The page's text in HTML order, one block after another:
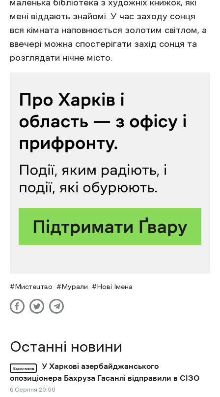
маленька бібліотека з художніх книжок, які
мені віддають знайомі. У час заходу сонця
вся кімната наповнюється золотим світлом, а
ввечері можна спостерігати захід сонця та
розглядати нічне місто.
Мистецтво Мурали Нові Імена
Останні новини
Ексклюзив
У Харкові азербайджанського
опозиціонера Бахруза Гасанлі відправили в СІЗО
6 Cерпня 20:50